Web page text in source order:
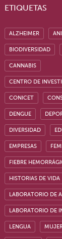
ETIQUETAS
ALZHEIMER
BIODIVERSIDAD
CANNABIS
CENTRO DE
CONICET
DENGUE
DIVERSIDAD
EMPRESAS
FIEBRE
HISTORIAS DE VIDA
LABORATORIO DE
LABORATORIO DE
LENGUA